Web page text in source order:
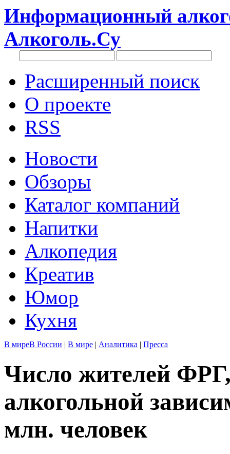
Информационный
Алкоголь.Су
Расширенный поиск
О проекте
RSS
Новости
Обзоры
Каталог компаний
Напитки
Алкопедия
Креатив
Юмор
Кухня
В миреВ России | В мире | Аналитика | Пресса
Число жителей
алкогольной
млн. человек